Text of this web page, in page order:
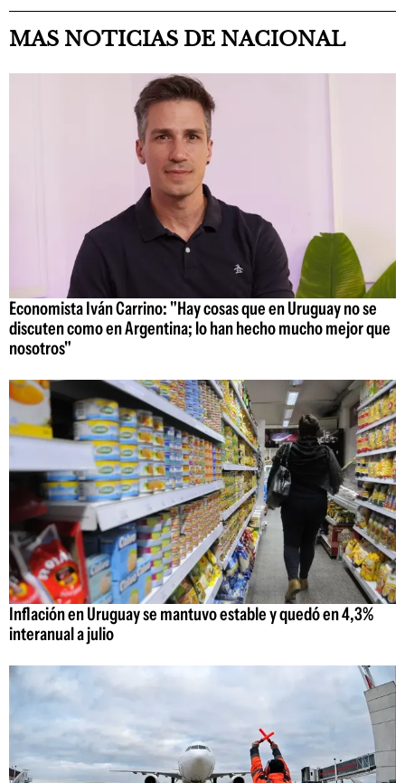
MAS NOTICIAS DE NACIONAL
Economista Iván Carrino: "Hay cosas que en Uruguay no se
discuten como en Argentina; lo han hecho mucho mejor que
nosotros"
Inflación en Uruguay se mantuvo estable y quedó en 4,3%
interanual a julio